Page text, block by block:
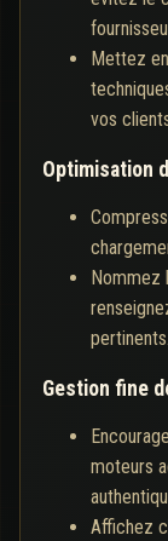
Mettez
vos
Optimisation
pertinents.
Gestion fine
moteurs
Affichez